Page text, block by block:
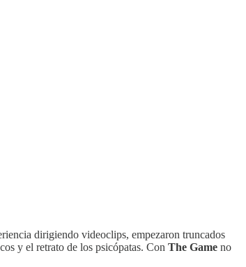
dirigiendo videoclips, empezaron truncados
y el retrato de los psicópatas. Con The Game no